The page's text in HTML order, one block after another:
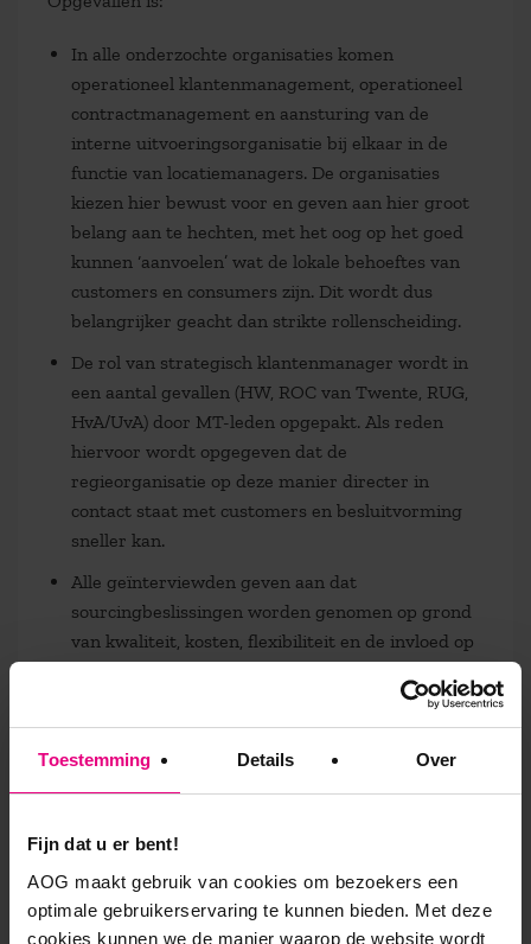
Toestemming Details Over
Fijn dat u er bent!
AOG maakt gebruik van cookies om bezoekers een
optimale gebruikerservaring te kunnen bieden. Met deze
cookies kunnen we de manier waarop de website wordt
In alle onderzochte organisaties komen
operationeel klantenmanagement, operationeel
contractmanagement en aansturing van de
interne uitvoeringsorganisatie bij elkaar in de
functie van locatiemanagers. De organisaties
kiezen hier bewust voor en geven aan hier groot
belang aan te hechten, met het oog op het goed
kunnen ‘aanvoelen’ wat de lokale behoeftes van
customers en consumers zijn. Dit wordt dus
belangrijker geacht dan strikte rollenscheiding.
De rol van strategisch klantenmanager wordt in
een aantal gevallen (HW, ROC van Twente, RUG,
HvA/UvA) door MT-leden opgepakt. Als reden
hiervoor wordt opgegeven dat de
regieorganisatie op deze manier directer in
contact staat met customers en besluitvorming
sneller kan.
Alle geïnterviewden geven aan dat
sourcingbeslissingen worden genomen op grond
van kwaliteit, kosten, flexibiliteit en de invloed op
dienstverlening wordt in alle gevallen wel
beschouwd als interne leverancier, maar in geen
van de gevallen liggen hier ook ‘ interne’
contracten aan ten grondslag.
gehanteerde definitie te duiden, maar ook als er
alleen werd gesproken over bijvoorbeeld